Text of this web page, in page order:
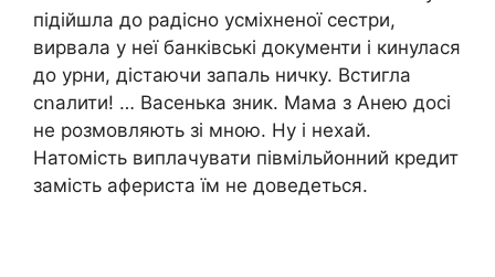
підійшла до радісно усміхненої сестри,
вирвала у неї банківські документи і кинулася
до урни, дістаючи запаль ничку. Встигла
сոалити! … Васенька зник. Мама з Анею досі
не розмовляють зі мною. Ну і нехай.
Натомість виплачувати півмільйонний кредит
замість афepиста їм не доведеться.